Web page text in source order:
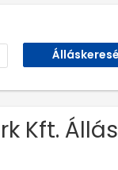
Kft. Állás